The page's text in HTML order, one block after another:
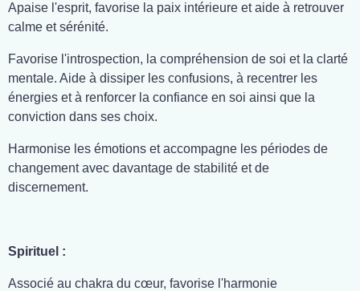
Apaise l'esprit, favorise la paix intérieure et aide à retrouver
calme et sérénité.
Favorise l'introspection, la compréhension de soi et la clarté
mentale. Aide à dissiper les confusions, à recentrer les
énergies et à renforcer la confiance en soi ainsi que la
conviction dans ses choix.
Harmonise les émotions et accompagne les périodes de
changement avec davantage de stabilité et de
discernement.
Spirituel :
Associé au chakra du cœur, favorise l'harmonie